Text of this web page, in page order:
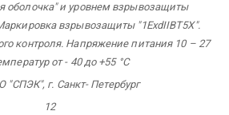
оболочка" и уровнем взрывозащиты
взрывозащиты "1ExdIIBT5X".
контроля. Напряжение питания 10 – 27
от - 40 до +55 °С
"СПЭК", г. Санкт-Петербург
12